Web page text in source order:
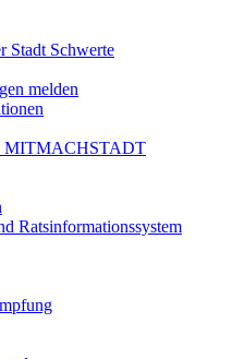
Stadt Schwerte
melden
MITMACHSTADT
Ratsinformationssystem